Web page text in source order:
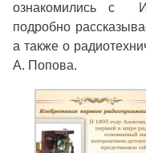
ознакомились с
подробно
а также о
А. Попова.